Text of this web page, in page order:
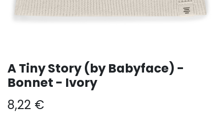
A Tiny Story (by Babyface) -
Bonnet - Ivory
8,22 €